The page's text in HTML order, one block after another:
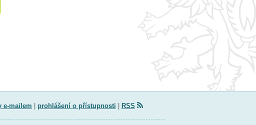
e-mailem prohlášení o přístupnosti RSS